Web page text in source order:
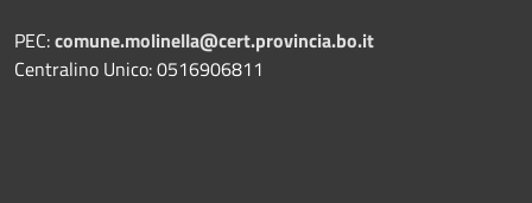
PEC:comune.molinella@cert.provincia.bo.it
Centralino Unico: 0516906811